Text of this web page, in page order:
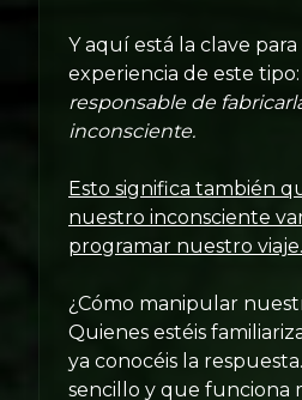
Y aquí está la clave
experiencia de este tipo:
responsable de
inconsciente.
Esto significa también
nuestro inconsciente
programar nuestro viaje.
¿Cómo manipular
Quienes estéis
ya conocéis la
sencillo y que funciona